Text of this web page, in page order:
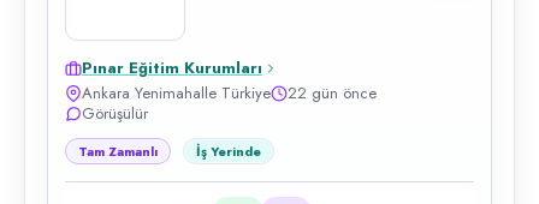
Pınar Eğitim Kurumları
Ankara Yenimahalle Türkiye
22 gün önce
Görüşülür
Tam Zamanlı İş Yerinde